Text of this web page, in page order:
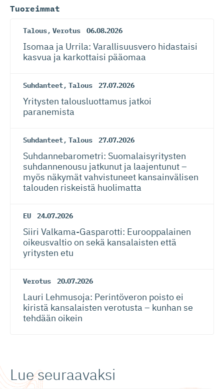
Tuoreimmat
Talous, Verotus 06.08.2026
Isomaa ja Urrila: Varallisuusvero hidastaisi
kasvua ja karkottaisi pääomaa
Suhdanteet, Talous 27.07.2026
Yritysten talousluottamus jatkoi
paranemista
Suhdanteet, Talous 27.07.2026
Suhdanneba­ro­metri: Suomalaisy­ri­tysten
suhdannenousu jatkunut ja laajentunut –
myös näkymät vahvistuneet kansainvälisen
talouden riskeistä huolimatta
EU 24.07.2026
Siiri Valkama-Gas­pa­rotti: Eurooppalainen
oikeusvaltio on sekä kansalaisten että
yritysten etu
Verotus 20.07.2026
Lauri Lehmusoja: Perintöveron poisto ei
kiristä kansalaisten verotusta – kunhan se
tehdään oikein
Lue seuraavaksi